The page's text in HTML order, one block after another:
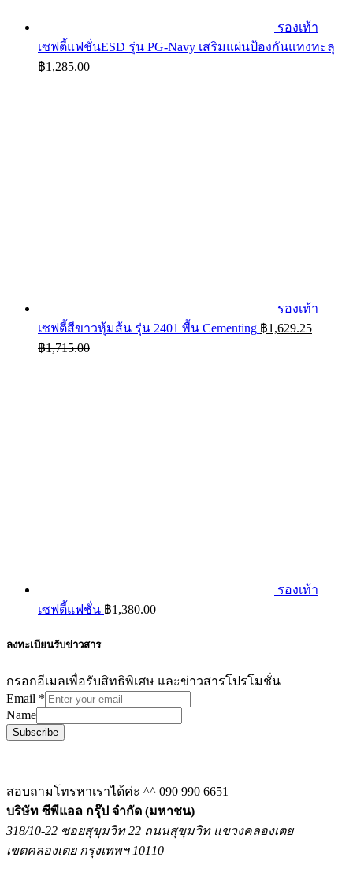
รองเท้า
เซฟตี้แฟชั่นESD รุ่น PG-Navy เสริมแผ่นป้องกันแทงทะลุ
฿1,285.00
รองเท้า
เซฟตี้สีขาวหุ้มส้น รุ่น 2401 พื้น Cementing ฿1,629.25
฿1,715.00
รองเท้า
เซฟตี้แฟชั่น ฿1,380.00
ลงทะเบียนรับข่าวสาร
กรอกอีเมลเพื่อรับสิทธิพิเศษ และข่าวสารโปรโมชั่น
Email *
Name
Subscribe
สอบถามโทรหาเราได้ค่ะ ^^ 090 990 6651
บริษัท ซีพีแอล กรุ๊ป จำกัด (มหาชน)
318/10-22 ซอยสุขุมวิท 22 ถนนสุขุมวิท แขวงคลองเตย
เขตคลองเตย กรุงเทพฯ 10110